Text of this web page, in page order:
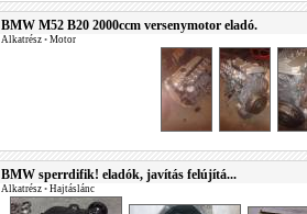
BMW M52 B20 2000ccm versenymotor eladó.
Alkatrész • Motor
BMW sperrdifik! eladók, javítás felújítá...
Alkatrész • Hajtáslánc